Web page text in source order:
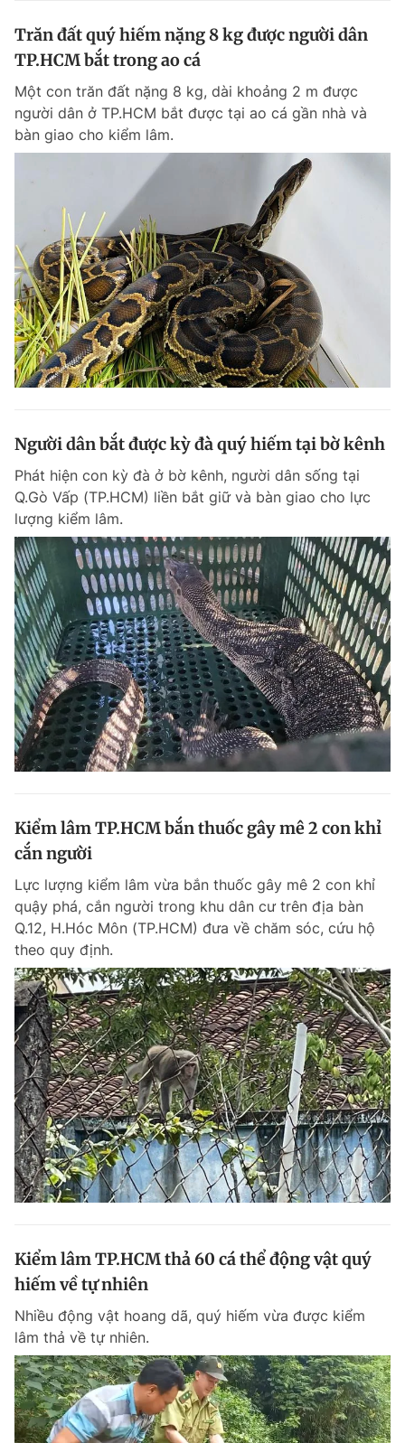
Trăn đất quý hiếm nặng 8 kg được người dân
TP.HCM bắt trong ao cá
Một con trăn đất nặng 8 kg, dài khoảng 2 m được
người dân ở TP.HCM bắt được tại ao cá gần nhà và
bàn giao cho kiểm lâm.
Người dân bắt được kỳ đà quý hiếm tại bờ kênh
Phát hiện con kỳ đà ở bờ kênh, người dân sống tại
Q.Gò Vấp (TP.HCM) liền bắt giữ và bàn giao cho lực
lượng kiểm lâm.
Kiểm lâm TP.HCM bắn thuốc gây mê 2 con khỉ
cắn người
Lực lượng kiểm lâm vừa bắn thuốc gây mê 2 con khỉ
quậy phá, cắn người trong khu dân cư trên địa bàn
Q.12, H.Hóc Môn (TP.HCM) đưa về chăm sóc, cứu hộ
theo quy định.
Kiểm lâm TP.HCM thả 60 cá thể động vật quý
hiếm về tự nhiên
Nhiều động vật hoang dã, quý hiếm vừa được kiểm
lâm thả về tự nhiên.